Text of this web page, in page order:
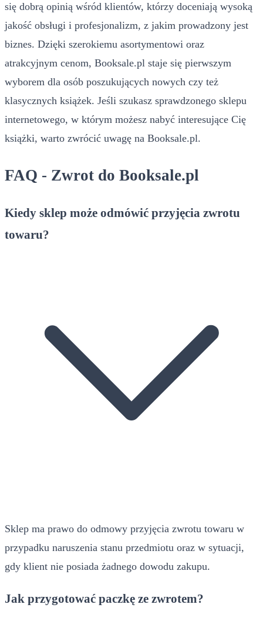
się dobrą opinią wśród klientów, którzy doceniają wysoką
jakość obsługi i profesjonalizm, z jakim prowadzony jest
biznes. Dzięki szerokiemu asortymentowi oraz
atrakcyjnym cenom, Booksale.pl staje się pierwszym
wyborem dla osób poszukujących nowych czy też
klasycznych książek. Jeśli szukasz sprawdzonego sklepu
internetowego, w którym możesz nabyć interesujące Cię
książki, warto zwrócić uwagę na Booksale.pl.
FAQ - Zwrot do Booksale.pl
Kiedy sklep może odmówić przyjęcia zwrotu
towaru?
Sklep ma prawo do odmowy przyjęcia zwrotu towaru w
przypadku naruszenia stanu przedmiotu oraz w sytuacji,
gdy klient nie posiada żadnego dowodu zakupu.
Jak przygotować paczkę ze zwrotem?